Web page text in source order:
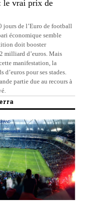
le vrai prix de
jours de l’Euro de football
économique semble
doit booster
milliard d’euros. Mais
manifestation, la
d’euros pour ses stades.
partie due au recours à